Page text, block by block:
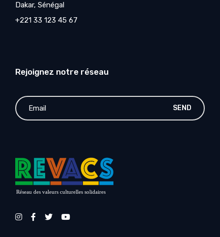
Dakar, Sénégal
+221 33 123 45 67
Rejoignez notre réseau
SEND
Réseau des valeurs culturelles solidaires